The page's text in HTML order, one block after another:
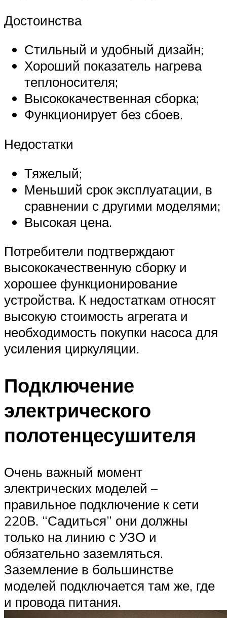
Достоинства
Стильный и удобный дизайн;
Хороший показатель нагрева
теплоносителя;
Высококачественная сборка;
Функционирует без сбоев.
Недостатки
Тяжелый;
Меньший срок эксплуатации, в
сравнении с другими моделями;
Высокая цена.
Потребители подтверждают
высококачественную сборку и
хорошее функционирование
устройства. К недостаткам относят
высокую стоимость агрегата и
необходимость покупки насоса для
усиления циркуляции.
Подключение
электрического
полотенцесушителя
Очень важный момент
электрических моделей –
правильное подключение к сети
220В. “Садиться” они должны
только на линию с УЗО и
обязательно заземляться.
Заземление в большинстве
моделей подключается там же, где
и провода питания.